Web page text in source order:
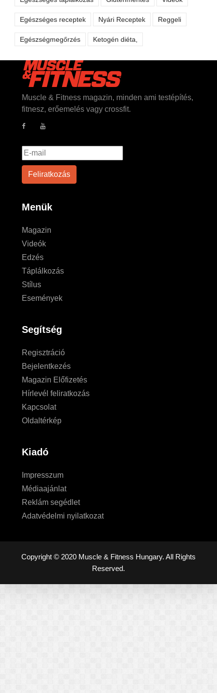
Egészséges receptek Nyári Receptek Reggeli
Egészségmegőrzés Ketogén diéta,
Muscle & Fitness magazin, minden ami testépítés,
fitnesz, erőemelés vagy crossfit.
Menük
Magazin
Videók
Edzés
Táplálkozás
Stílus
Események
Segítség
Regisztráció
Bejelentkezés
Magazin Előfizetés
Hírlevél feliratkozás
Kapcsolat
Oldaltérkép
Kiadó
Impresszum
Médiaajánlat
Reklám segédlet
Adatvédelmi nyilatkozat
Copyright © 2020 Muscle & Fitness Hungary. All Rights
Reserved.